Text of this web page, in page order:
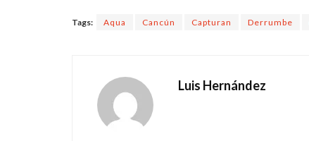
Tags: Aqua Cancún Capturan Derrumbe
Luis Hernández